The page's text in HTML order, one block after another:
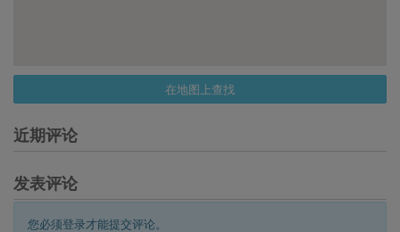
在地图上查找
近期评论
发表评论
您必须登录才能提交评论。